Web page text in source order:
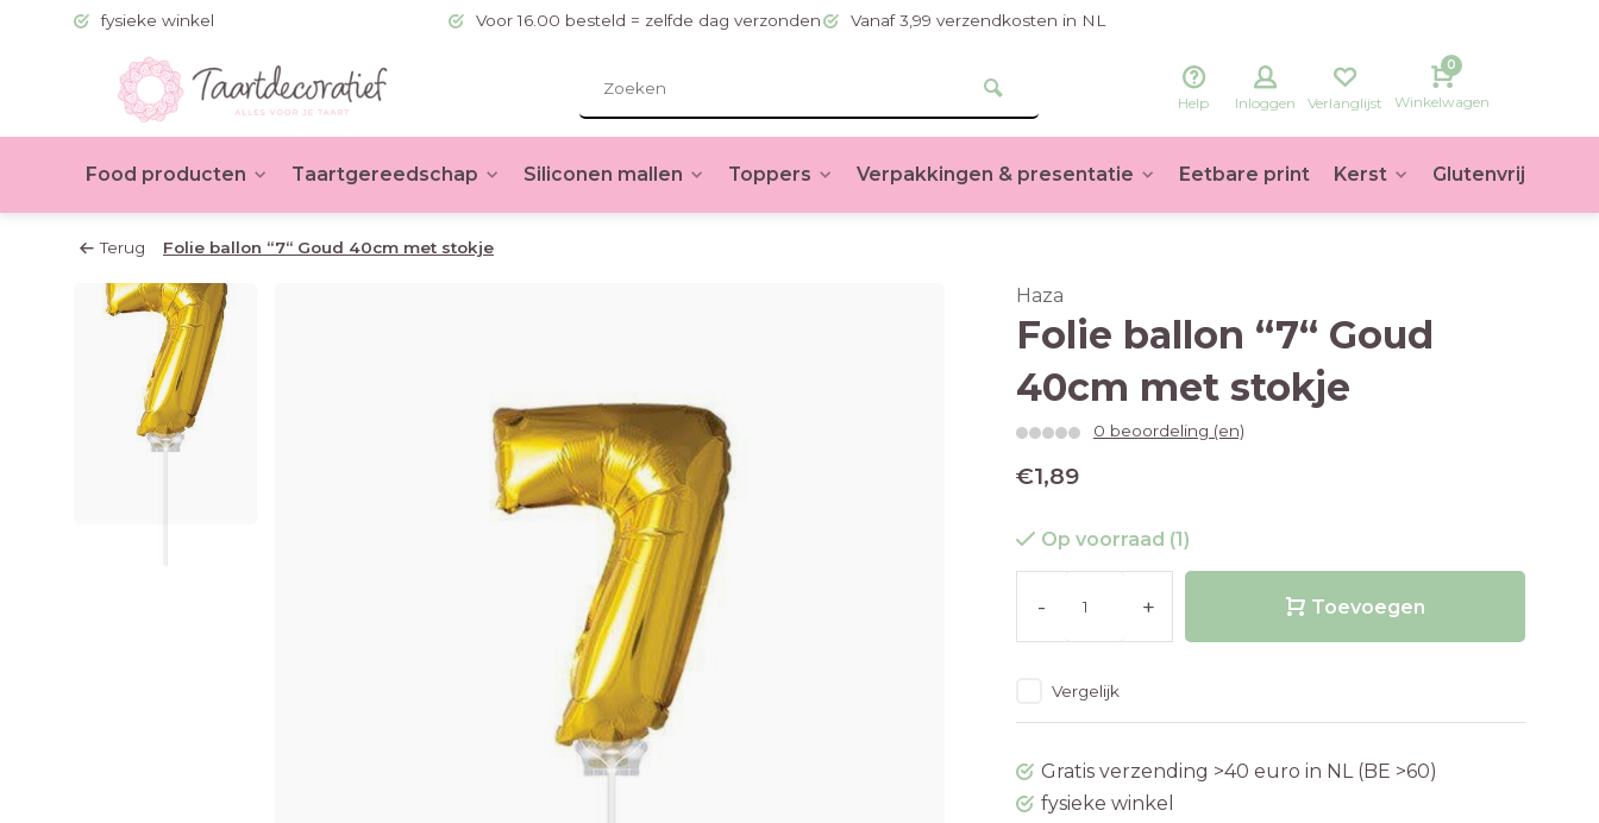
fysieke winkel Voor 16.00 besteld = zelfde dag verzonden Vanaf 3,99 verzendkosten in NL
Help Inloggen Verlanglijst
0
Winkelwagen
Food producten Taartgereedschap Siliconen mallen Toppers Verpakkingen & presentatie Eetbare print Kerst Glutenvrij
Terug Folie ballon “7“ Goud 40cm met stokje
Haza
Folie ballon “7“ Goud
40cm met stokje
0 beoordeling (en)
€1,89
Op voorraad (1)
- + Toevoegen
Vergelijk
Gratis verzending >40 euro in NL (BE >60)
fysieke winkel